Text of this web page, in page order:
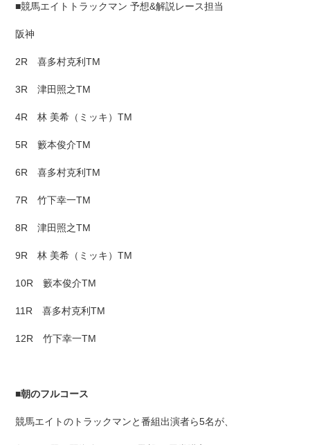
■競馬エイトトラックマン 予想&解説レース担当
阪神
2R 喜多村克利TM
3R 津田照之TM
4R 林 美希（ミッキ）TM
5R 籔本俊介TM
6R 喜多村克利TM
7R 竹下幸一TM
8R 津田照之TM
9R 林 美希（ミッキ）TM
10R 籔本俊介TM
11R 喜多村克利TM
12R 竹下幸一TM
■朝のフルコース
競馬エイトのトラックマンと番組出演者ら5名が、